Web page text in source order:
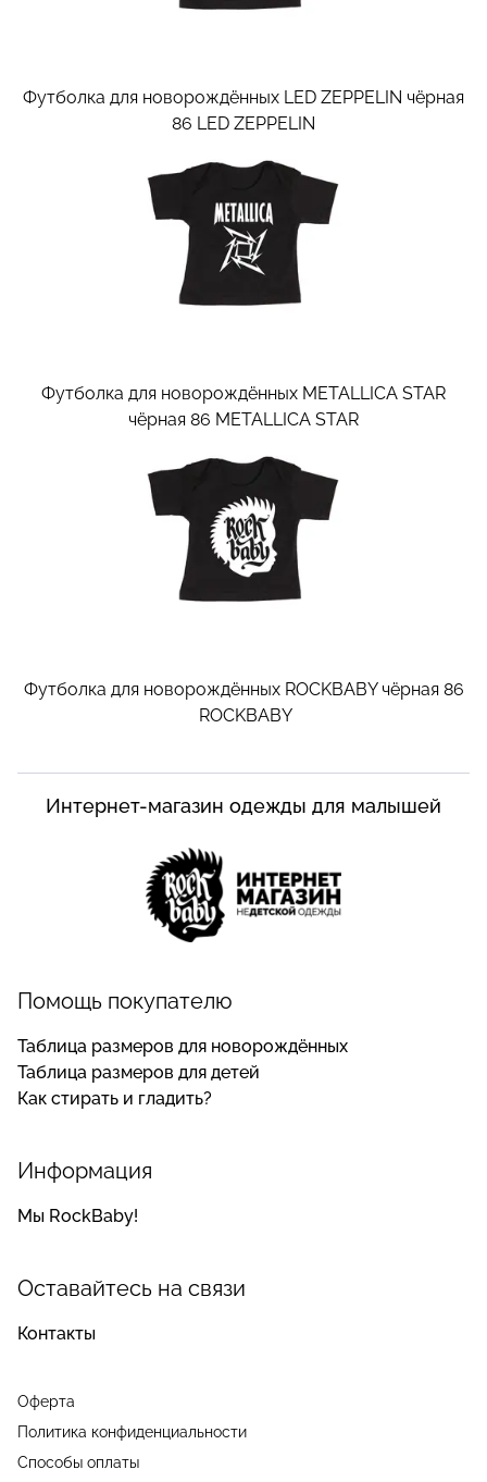
Футболка для новорождённых LED ZEPPELIN чёрная
86 LED ZEPPELIN
Футболка для новорождённых METALLICA STAR
чёрная 86 METALLICA STAR
Футболка для новорождённых ROCKBABY чёрная 86
ROCKBABY
Интернет-магазин одежды для малышей
Помощь покупателю
Таблица размеров для новорождённых
Таблица размеров для детей
Как стирать и гладить?
Информация
Мы RockBaby!
Оставайтесь на связи
Контакты
Оферта
Политика конфиденциальности
Способы оплаты